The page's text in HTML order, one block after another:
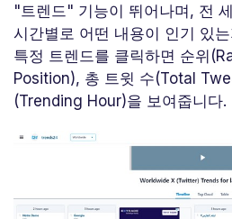
"트렌드" 기능이 뛰어나며, 전
시간별로 어떤 내용이 인기 있
특정 트렌드를 클릭하면 순위
Position), 총 트윗 수(Total
(Trending Hour)을 보여줍니다.